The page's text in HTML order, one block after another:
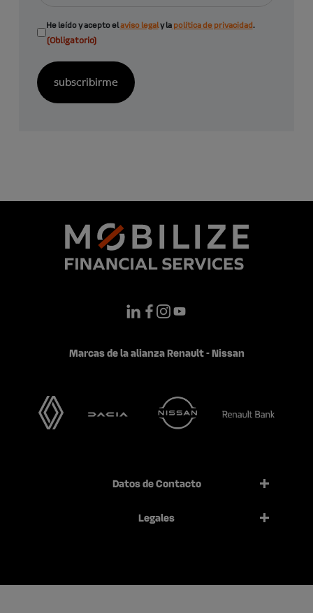
Consentimiento
(Obligatorio)
He leído y acepto elaviso legaly lapolítica de privacidad.
(Obligatorio)
Marcas de la alianza Renault - Nissan
Datos de Contacto
Legales